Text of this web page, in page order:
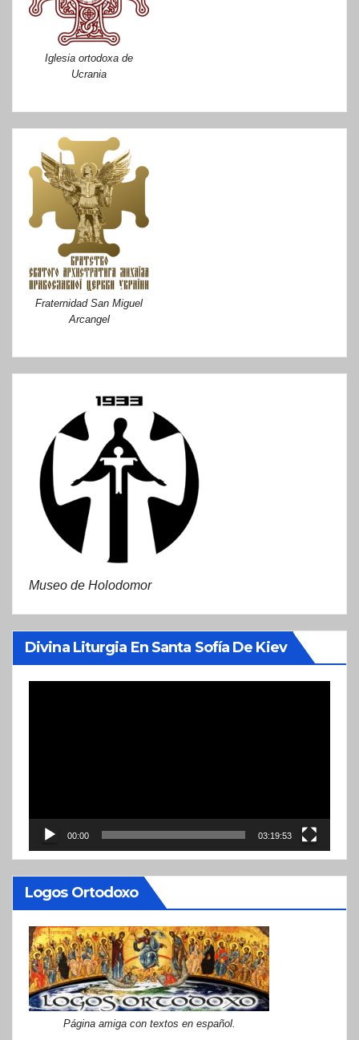
Iglesia ortodoxa de
Ucrania
Fraternidad San Miguel
Arcangel
Museo de Holodomor
Divina Liturgia En Santa Sofía De Kiev
00:00 03:19:53
Logos Ortodoxo
Página amiga con textos en español.